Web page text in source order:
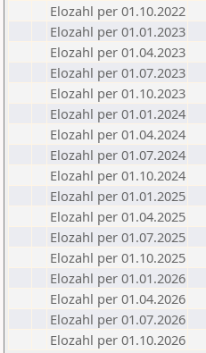
Elozahl per 01.10.2022
Elozahl per 01.01.2023
Elozahl per 01.04.2023
Elozahl per 01.07.2023
Elozahl per 01.10.2023
Elozahl per 01.01.2024
Elozahl per 01.04.2024
Elozahl per 01.07.2024
Elozahl per 01.10.2024
Elozahl per 01.01.2025
Elozahl per 01.04.2025
Elozahl per 01.07.2025
Elozahl per 01.10.2025
Elozahl per 01.01.2026
Elozahl per 01.04.2026
Elozahl per 01.07.2026
Elozahl per 01.10.2026